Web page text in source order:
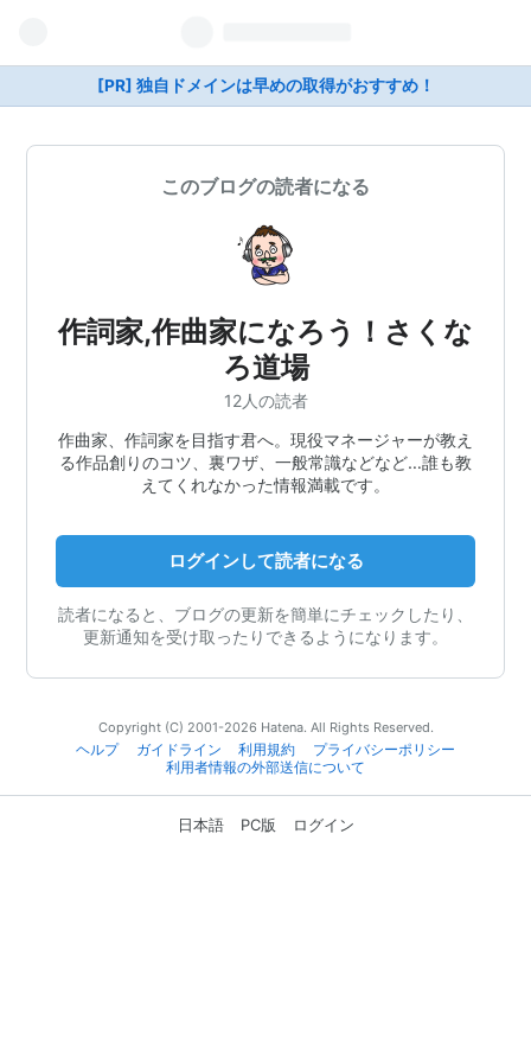
[PR] 独自ドメインは早めの取得がおすすめ！
このブログの読者になる
作詞家,作曲家になろう！さくな
ろ道場
12人の読者
作曲家、作詞家を目指す君へ。現役マネージャーが教え
る作品創りのコツ、裏ワザ、一般常識などなど…誰も教
えてくれなかった情報満載です。
ログインして読者になる
読者になると、ブログの更新を簡単にチェックしたり、
更新通知を受け取ったりできるようになります。
Copyright (C) 2001-2026 Hatena. All Rights Reserved.
ヘルプ
ガイドライン 利用規約
プライバシーポリシー
利用者情報の外部送信について
日本語 PC版 ログイン